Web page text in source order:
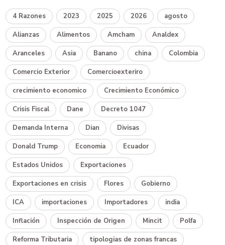
4 Razones 2023 2025 2026 agosto
Alianzas Alimentos Amcham Analdex
Aranceles Asia Banano china Colombia
Comercio Exterior Comercioexteriro
crecimiento economico Crecimiento Económico
Crisis Fiscal Dane Decreto 1047
Demanda Interna Dian Divisas
Donald Trump Economia Ecuador
Estados Unidos Exportaciones
Exportaciones en crisis Flores Gobierno
ICA importaciones Importadores india
Inflación Inspección de Origen Mincit Polfa
Reforma Tributaria tipologias de zonas francas